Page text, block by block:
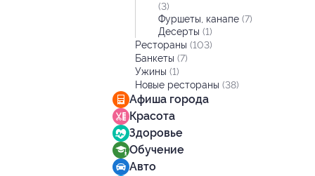
Афиша города
Красота
Здоровье
Рестораны (103)
(3)
Фуршеты, канапе (7)
Десерты (1)
Банкеты (7)
Ужины (1)
Новые рестораны (38)
Обучение
Авто